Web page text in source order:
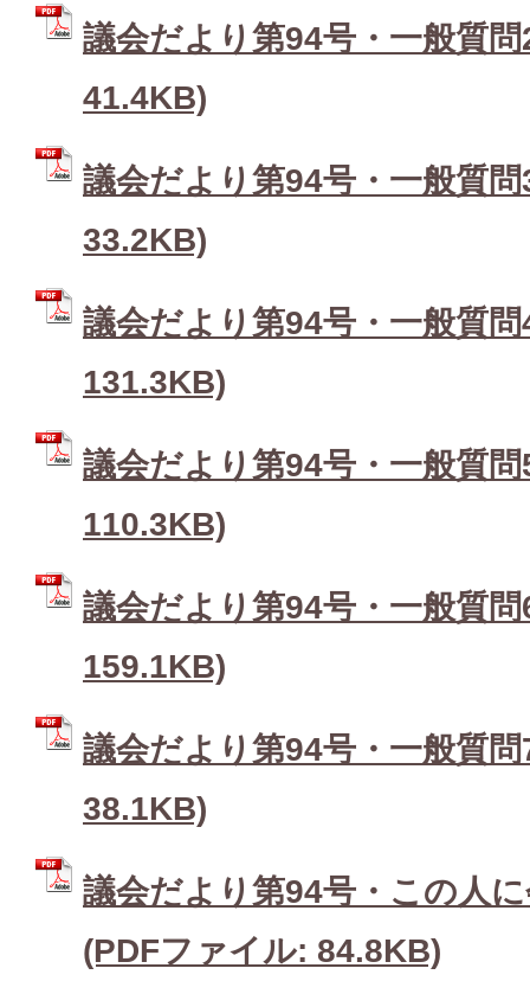
議会だより第94号・一般質
41.4KB)
議会だより第94号・一般質
33.2KB)
議会だより第94号・一般質
131.3KB)
議会だより第94号・一般質
110.3KB)
議会だより第94号・一般質
159.1KB)
議会だより第94号・一般質
38.1KB)
議会だより第94号・この人
(PDFファイル: 84.8KB)